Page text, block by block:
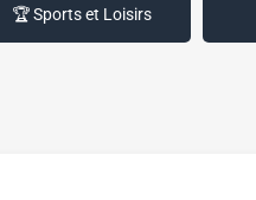
🏆 Sports et Loisirs